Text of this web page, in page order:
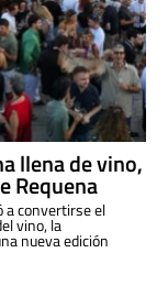
llena de vino,
Requena
a convertirse el
vino, la
nueva edición